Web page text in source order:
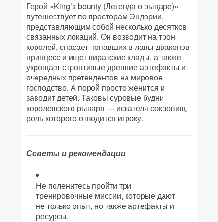
Герой «King’s bounty (Легенда о рыцаре)»
путешествует по просторам Эндории,
представляющим собой несколько десятков
связанных локаций. Он возводит на трон
королей, спасает попавших в лапы драконов
принцесс и ищет пиратские клады, а также
укрощает строптивые древние артефакты и
очередных претендентов на мировое
господство. А порой просто женится и
заводит детей. Таковы суровые будни
королевского рыцаря — искателя сокровищ,
роль которого отводится игроку.
Советы и рекомендации
Не поленитесь пройти три
тренировочные миссии, которые дают
не только опыт, но также артефакты и
ресурсы.